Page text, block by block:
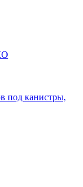
под канистры,